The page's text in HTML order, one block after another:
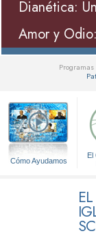
Dianética:
Amor y
Cómo Ayudamos
El